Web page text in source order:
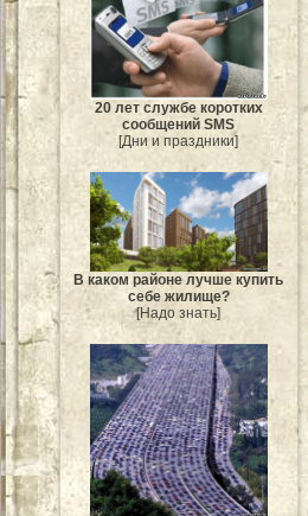
20 лет службе коротких
сообщений SMS
[Дни и праздники]
В каком районе лучше купить
себе жилище?
[Надо знать]